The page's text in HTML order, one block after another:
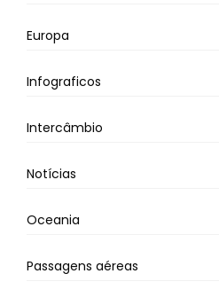
Europa
Infograficos
Intercâmbio
Notícias
Oceania
Passagens aéreas